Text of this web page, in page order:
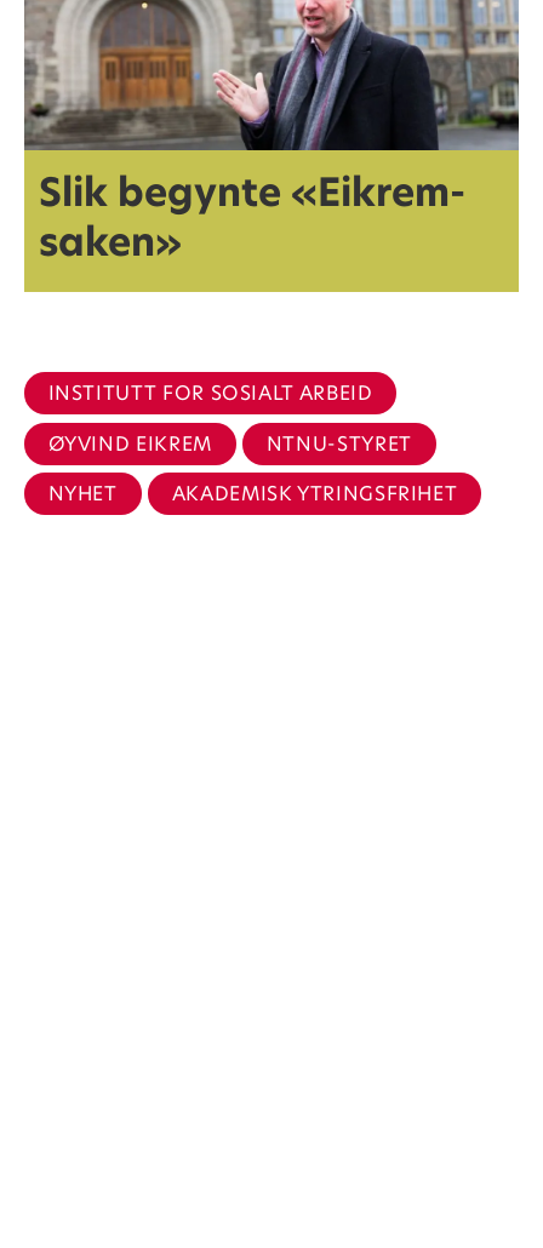
Slik begynte «Eikrem-
saken»
INSTITUTT FOR SOSIALT ARBEID
ØYVIND EIKREM
NTNU-STYRET
NYHET
AKADEMISK YTRINGSFRIHET